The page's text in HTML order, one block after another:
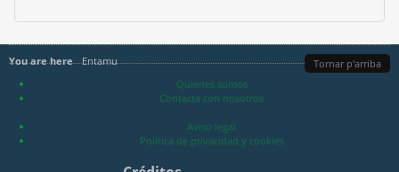
You are here Entamu
Tornar p'arriba
Quienes somos
Contacta con nosotros
Aviso legal
Política de privacidad y cookies